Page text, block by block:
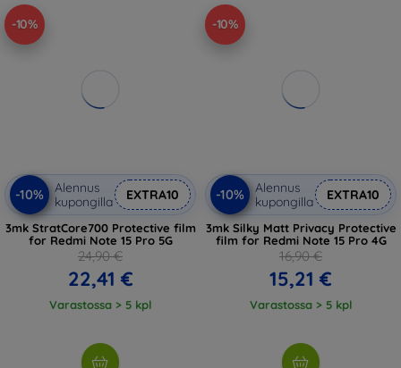
-10%
-10%
Alennus
kupongilla
EXTRA10
3mk StratCore700 Protective film
for Redmi Note 15 Pro 5G
24,90 €
22,41 €
Varastossa > 5 kpl
-10%
-10%
Alennus
kupongilla
EXTRA10
3mk Silky Matt Privacy Protective
film for Redmi Note 15 Pro 4G
16,90 €
15,21 €
Varastossa > 5 kpl